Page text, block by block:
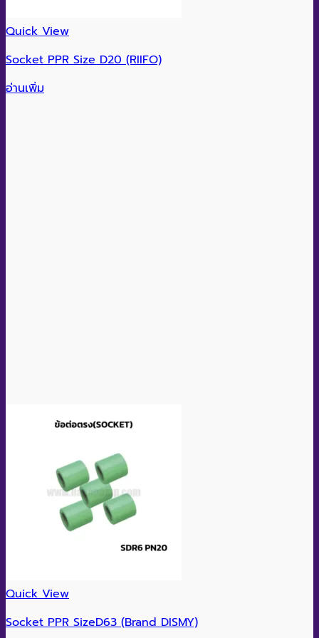
Quick View
Socket PPR Size D20 (RIIFO)
อ่านเพิ่ม
Quick View
Socket PPR SizeD63 (Brand DISMY)